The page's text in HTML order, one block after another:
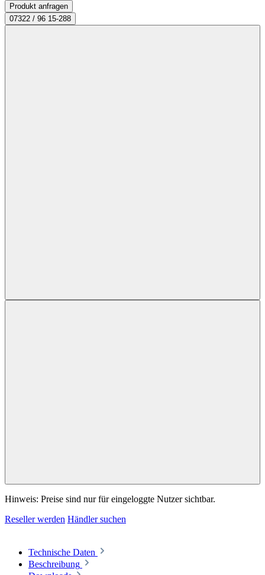
Produkt anfragen
07322 / 96 15-288
Hinweis: Preise sind nur für eingeloggte Nutzer sichtbar.
Reseller werden Händler suchen
Technische Daten
Beschreibung